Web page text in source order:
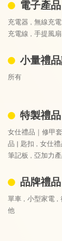
電子產品
充電器 , 無線充
充電線 , 手提風
小量禮
所有
特製禮品
女仕禮品｜修甲
品 | 匙扣 , 女仕
筆記板 , 亞加力
品牌禮品
單車 , 小型家電 ,
他